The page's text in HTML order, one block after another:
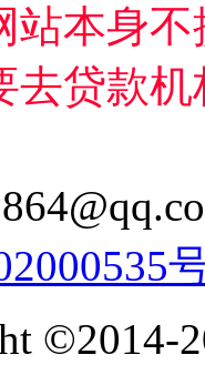
站本身
去贷款
©2014-